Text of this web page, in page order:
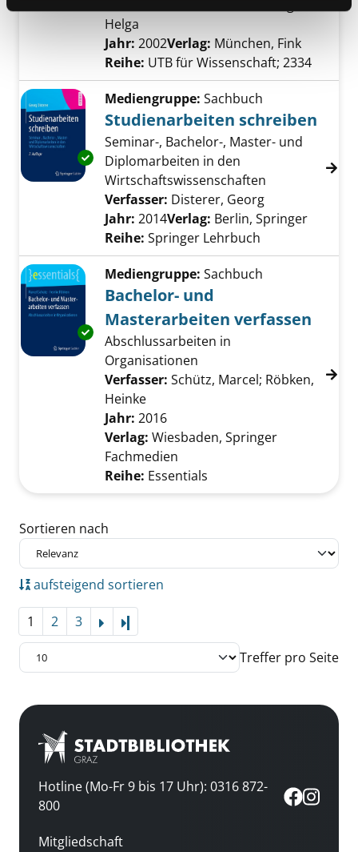
Verfasser:Esselborn-Krumbiegel,
Helga
Jahr: 2002Verlag: München, Fink
Reihe: UTB für Wissenschaft; 2334
Exemplar-Details von Studienarbeiten
Mediengruppe: Sachbuch
Studienarbeiten schreiben
Seminar-, Bachelor-, Master- und
Diplomarbeiten in den
Wirtschaftswissenschaften
Verfasser: Disterer, Georg
Jahr: 2014Verlag: Berlin, Springer
Reihe: Springer Lehrbuch
Exemplar-Details von Bachelor- und
Mediengruppe: Sachbuch
Bachelor- und
Masterarbeiten verfassen
Abschlussarbeiten in
Organisationen
Verfasser: Schütz, Marcel; Röbken,
Heinke
Jahr: 2016
Verlag: Wiesbaden, Springer
Fachmedien
Reihe: Essentials
Zu den Suchfiltern springen
Sortieren nach
aufsteigend sortieren
1 2 3
Treffer pro Seite
Hotline (Mo-Fr 9 bis 17 Uhr): 0316 872-
800
Mitgliedschaft